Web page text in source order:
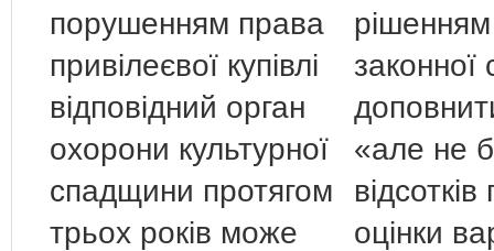
порушенням права
привілеєвої купівлі
відповідний орган
охорони культурної
спадщини протягом
трьох років може
законної
«але не
оцінки